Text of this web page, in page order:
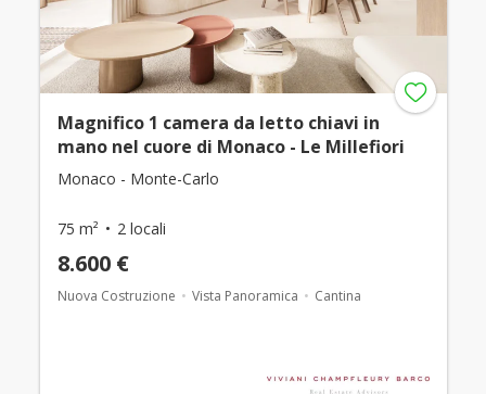
Magnifico 1 camera da letto chiavi in
mano nel cuore di Monaco - Le Millefiori
Monaco - Monte-Carlo
75 m² 2 locali
8.600 €
Nuova Costruzione Vista Panoramica Cantina